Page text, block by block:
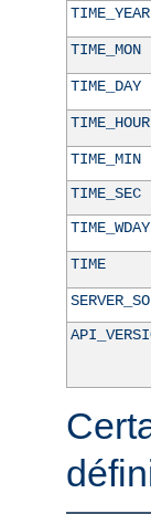
TIME_YEAR
TIME_MON
TIME_DAY
TIME_HOUR
TIME_MIN
TIME_SEC
TIME_WDAY
TIME